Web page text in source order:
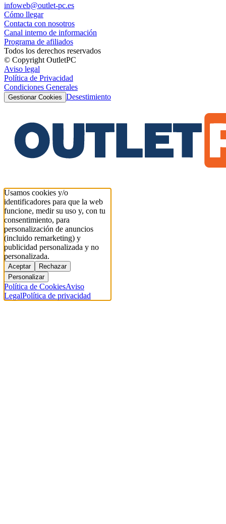
infoweb@outlet-pc.es
Cómo llegar
Contacta con nosotros
Canal interno de información
Programa de afiliados
Todos los derechos reservados
© Copyright OutletPC
Aviso legal
Política de Privacidad
Condiciones Generales
Gestionar Cookies Desestimiento
Usamos cookies y/o
identificadores para que la web
funcione, medir su uso y, con tu
consentimiento, para
personalización de anuncios
(incluido remarketing) y
publicidad personalizada y no
personalizada.
Aceptar
Rechazar
Personalizar
Política de CookiesAviso
LegalPolítica de privacidad